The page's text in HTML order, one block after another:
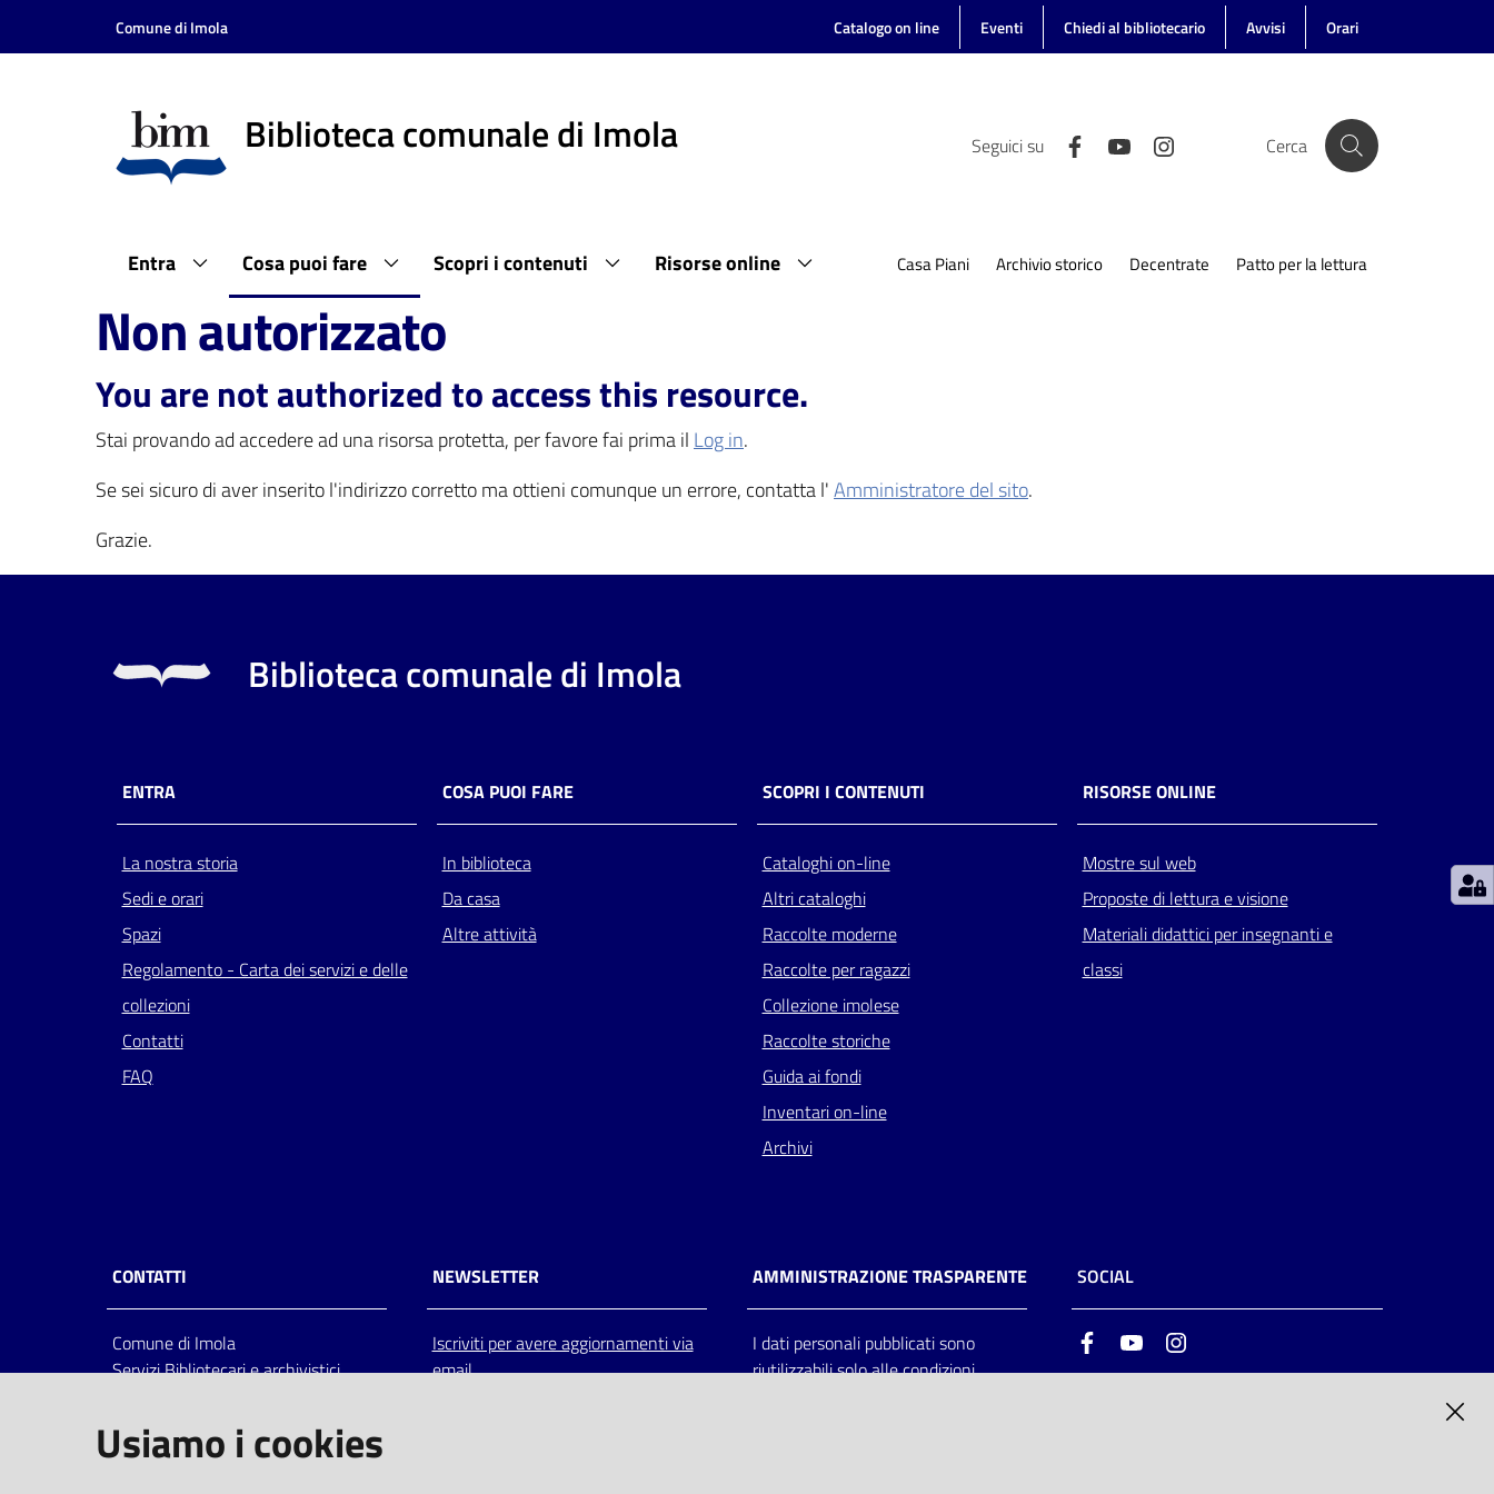
Vai al contenuto
Vai alla navigazione
Comune di Imola Catalogo on line Eventi Chiedi al bibliotecario Avvisi Orari
Biblioteca comunale di Imola Seguici su Cerca
Entra Cosa puoi fare Scopri i contenuti Risorse online Casa Piani Archivio storico Decentrate Patto per la lettura
Non autorizzato
You are not authorized to access this resource.
Stai provando ad accedere ad una risorsa protetta, per favore fai prima il Log in.
Se sei sicuro di aver inserito l'indirizzo corretto ma ottieni comunque un errore, contatta l'Amministratore del sito.
Grazie.
Biblioteca comunale di Imola
ENTRA
La nostra storia
Sedi e orari
Spazi
Regolamento - Carta dei servizi e delle
collezioni
Contatti
FAQ
COSA PUOI FARE
In biblioteca
Da casa
Altre attività
SCOPRI I CONTENUTI
Cataloghi on-line
Altri cataloghi
Raccolte moderne
Raccolte per ragazzi
Collezione imolese
Raccolte storiche
Guida ai fondi
Inventari on-line
Archivi
RISORSE ONLINE
Mostre sul web
Proposte di lettura e visione
Materiali didattici per insegnanti e
classi
CONTATTI
Comune di Imola
Servizi Bibliotecari e archivistici
Italia
centralino: tel 0542.6026.36 fax
NEWSLETTER
Iscriviti per avere aggiornamenti via
email
AMMINISTRAZIONE TRASPARENTE
I dati personali pubblicati sono
riutilizzabili solo alle condizioni
SOCIAL
FacebookYoutube
Usiamo i cookies